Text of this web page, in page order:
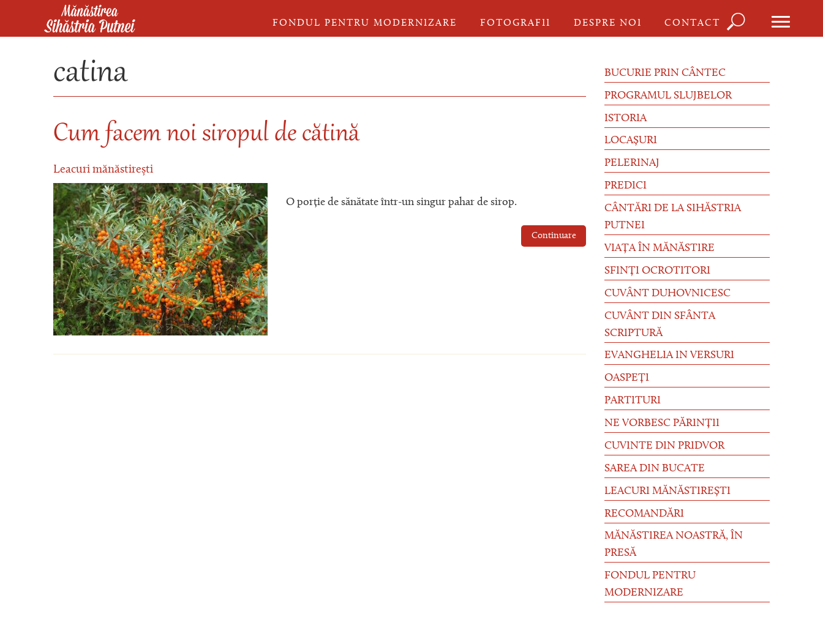
Mergi la conţinutul principal
FONDUL PENTRU MODERNIZARE FOTOGRAFII DESPRE NOI CONTACT
căutare
catina
Cum facem noi siropul de cătină
Leacuri mănăstirești
O porție de sănătate într-un singur pahar de sirop.
Continuare
BUCURIE PRIN CÂNTEC
PROGRAMUL SLUJBELOR
ISTORIA
LOCAȘURI
PELERINAJ
PREDICI
CÂNTĂRI DE LA SIHĂSTRIA
PUTNEI
VIAȚA ÎN MĂNĂSTIRE
SFINȚI OCROTITORI
CUVÂNT DUHOVNICESC
CUVÂNT DIN SFÂNTA
SCRIPTURĂ
EVANGHELIA IN VERSURI
OASPEȚI
PARTITURI
NE VORBESC PĂRINȚII
CUVINTE DIN PRIDVOR
SAREA DIN BUCATE
LEACURI MĂNĂSTIREȘTI
RECOMANDĂRI
MĂNĂSTIREA NOASTRĂ, ÎN
PRESĂ
FONDUL PENTRU
MODERNIZARE